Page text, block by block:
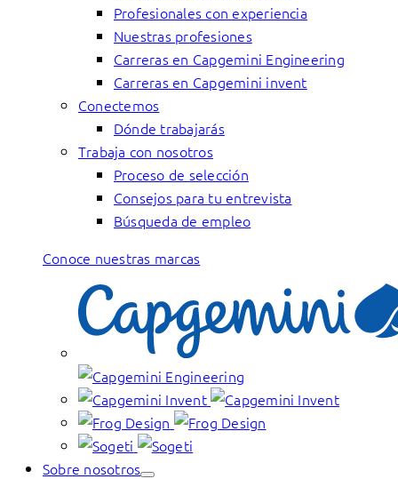
Profesionales con experiencia
Nuestras profesiones
Carreras en Capgemini Engineering
Carreras en Capgemini invent
Conectemos
Dónde trabajarás
Trabaja con nosotros
Proceso de selección
Consejos para tu entrevista
Búsqueda de empleo
Conoce nuestras marcas
Sobre nosotros